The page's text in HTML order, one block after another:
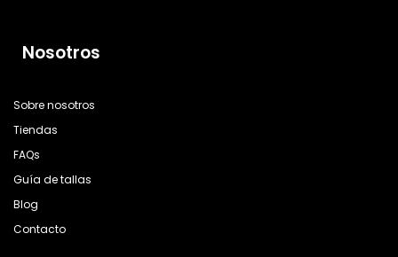
Nosotros
Sobre nosotros
Tiendas
FAQs
Guía de tallas
Blog
Contacto